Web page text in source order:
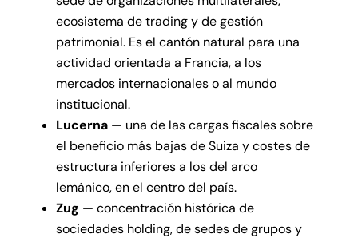
ecosistema de trading y de gestión
patrimonial. Es el cantón natural para una
actividad orientada a Francia, a los
mercados internacionales o al mundo
institucional.
Lucerna— una de las cargas fiscales sobre
el beneficio más bajas de Suiza y costes de
estructura inferiores a los del arco
lemánico, en el centro del país.
Zug — concentración histórica de
sociedades holding, de sedes de grupos y